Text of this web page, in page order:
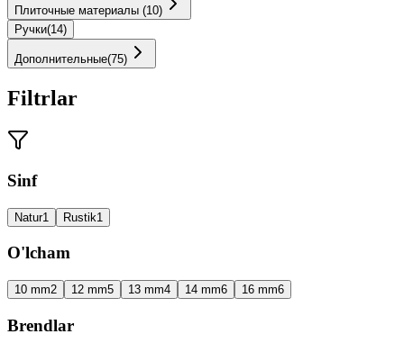
Плиточные материалы (10)
Ручки(14)
Дополнительные(75)
Filtrlar
Sinf
Natur1 Rustik1
O'lcham
10 mm2 12 mm5 13 mm4 14 mm6 16 mm6
Brendlar